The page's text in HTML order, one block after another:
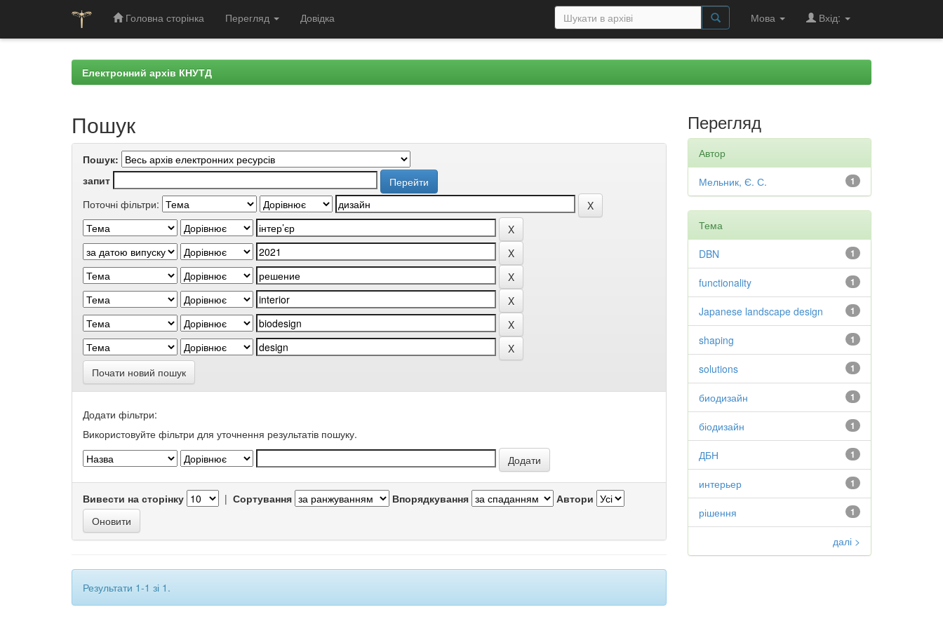
Головна сторінка Перегляд Довідка Мова Вхід:
Електронний архів КНУТД
Пошук
Пошук:
запит
Поточні фільтри:
Почати новий пошук
Додати фільтри:
Використовуйте фільтри для уточнення результатів пошуку.
Вивести на сторінку | Сортування Впорядкування Автори
Результати 1-1 зі 1.
Перегляд
Автор
1
Мельник, Є. С.
Тема
1
DBN
1
functionality
1
Japanese landscape design
1
shaping
1
solutions
1
биодизайн
1
біодизайн
1
ДБН
1
интерьер
1
рішення
далі >